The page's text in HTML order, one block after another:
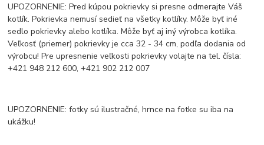
UPOZORNENIE: Pred kúpou pokrievky si presne odmerajte Váš
kotlík. Pokrievka nemusí sedieť na všetky kotlíky. Môže byť iné
sedlo pokrievky alebo kotlíka. Môže byť aj iný výrobca kotlíka.
Veľkosť (priemer) pokrievky je cca 32 - 34 cm, podľa dodania od
výrobcu! Pre upresnenie veľkosti pokrievky volajte na tel. čísla:
+421 948 212 600, +421 902 212 007
UPOZORNENIE: fotky sú ilustračné, hrnce na fotke su iba na
ukážku!